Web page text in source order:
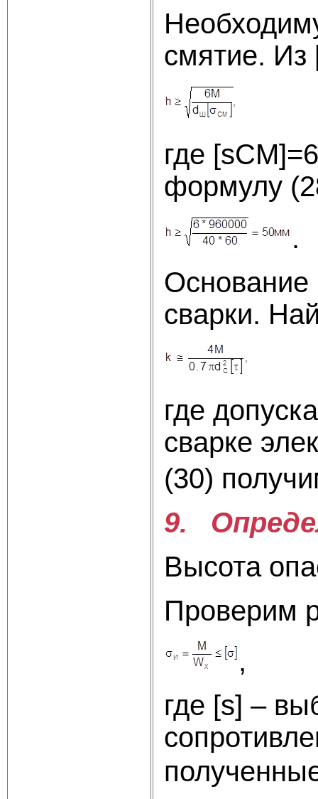
смятие. Из
где
формулу
.
Основание
сварки.
где
сварке
(30)
9.
Высота
Проверим
,
где [s] –